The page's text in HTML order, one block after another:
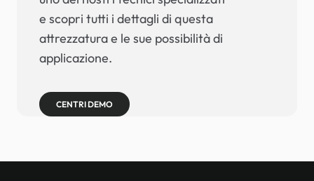
e scopri tutti i dettagli di questa
attrezzatura e le sue possibilità di
applicazione.
CENTRI DEMO